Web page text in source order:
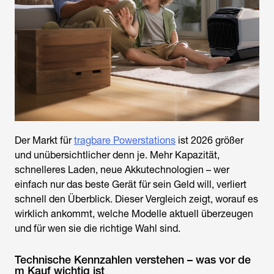
Der Markt fürtragbare Powerstations ist 2026 größer
und unübersichtlicher denn je. Mehr Kapazität,
schnelleres Laden, neue Akkutechnologien – wer
einfach nur das beste Gerät für sein Geld will, verliert
schnell den Überblick. Dieser Vergleich zeigt, worauf es
wirklich ankommt, welche Modelle aktuell überzeugen
und für wen sie die richtige Wahl sind.
Technische Kennzahlen verstehen – was vor de
m Kauf wichtig ist